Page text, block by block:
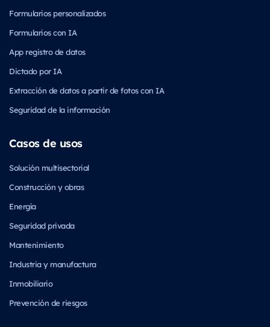
Formularios personalizados
Formularios con IA
App registro de datos
Dictado por IA
Extracción de datos a partir de fotos con IA
Seguridad de la información
Casos de usos
Solución multisectorial
Construcción y obras
Energía
Seguridad privada
Mantenimiento
Industria y manufactura
Inmobiliario
Prevención de riesgos